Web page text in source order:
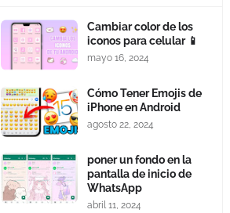
Cambiar color de los
iconos para celular 📱
mayo 16, 2024
Cómo Tener Emojis de
iPhone en Android
agosto 22, 2024
poner un fondo en la
pantalla de inicio de
WhatsApp
abril 11, 2024